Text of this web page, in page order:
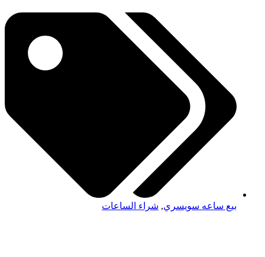
بيع ساعه سويسري, شراء الساعات